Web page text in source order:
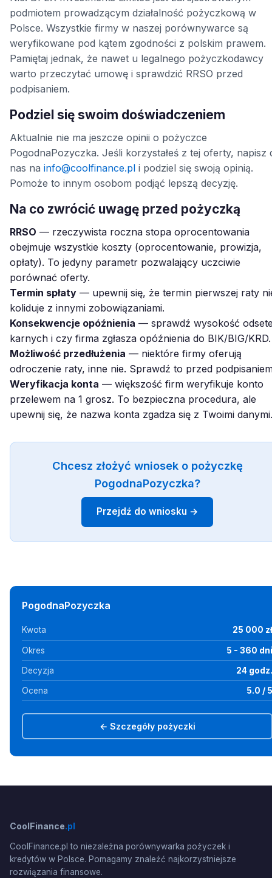
podmiotem prowadzącym działalność pożyczkową w
Polsce. Wszystkie firmy w naszej porównywarce są
weryfikowane pod kątem zgodności z polskim prawem.
Pamiętaj jednak, że nawet u legalnego pożyczkodawcy
warto przeczytać umowę i sprawdzić RRSO przed
podpisaniem.
Podziel się swoim doświadczeniem
Aktualnie nie ma jeszcze opinii o pożyczce
PogodnaPozyczka. Jeśli korzystałeś z tej oferty, napisz
nas na info@coolfinance.pl i podziel się swoją opinią.
Pomoże to innym osobom podjąć lepszą decyzję.
Na co zwrócić uwagę przed pożyczką
RRSO — rzeczywista roczna stopa oprocentowania
obejmuje wszystkie koszty (oprocentowanie, prowizja,
opłaty). To jedyny parametr pozwalający uczciwie
porównać oferty.
Termin spłaty — upewnij się, że termin pierwszej raty
koliduje z innymi zobowiązaniami.
Konsekwencje opóźnienia — sprawdź wysokość
karnych i czy firma zgłasza opóźnienia do BIK/BIG/KRD.
Możliwość przedłużenia — niektóre firmy oferują
odroczenie raty, inne nie. Sprawdź to przed
Weryfikacja konta — większość firm weryfikuje konto
przelewem na 1 grosz. To bezpieczna procedura, ale
upewnij się, że nazwa konta zgadza się z Twoimi danymi.
Chcesz złożyć wniosek o pożyczkę
PogodnaPozyczka?
Przejdź do wniosku →
PogodnaPozyczka
Kwota 25 000 zł
Okres 5 - 360 dni
Decyzja 24 godz.
Ocena 5.0 / 5
← Szczegóły pożyczki
CoolFinance.pl
CoolFinance.pl to niezależna porównywarka pożyczek i
kredytów w Polsce. Pomagamy znaleźć najkorzystniejsze
rozwiązania finansowe.